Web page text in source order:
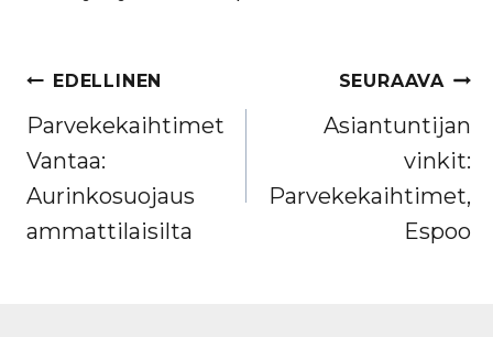
ARTIKKELIEN
SELAUS
EDELLINEN
Parvekekaihtimet
Vantaa:
Aurinkosuojaus
ammattilaisilta
SEURAAVA
Asiantuntijan
vinkit:
Parvekekaihtimet,
Espoo